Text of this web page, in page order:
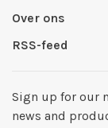
Over ons
RSS-feed
Sign up for our
news and